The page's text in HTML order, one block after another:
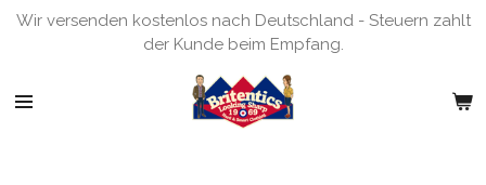
Zum
Wir versenden kostenlos nach Deutschland - Steuern zahlt
der Kunde beim Empfang.